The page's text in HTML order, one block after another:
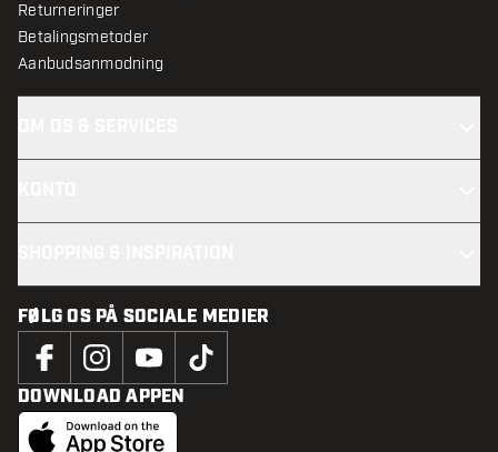
Returneringer
Betalingsmetoder
Aanbudsanmodning
FØLG OS PÅ SOCIALE MEDIER
DOWNLOAD APPEN